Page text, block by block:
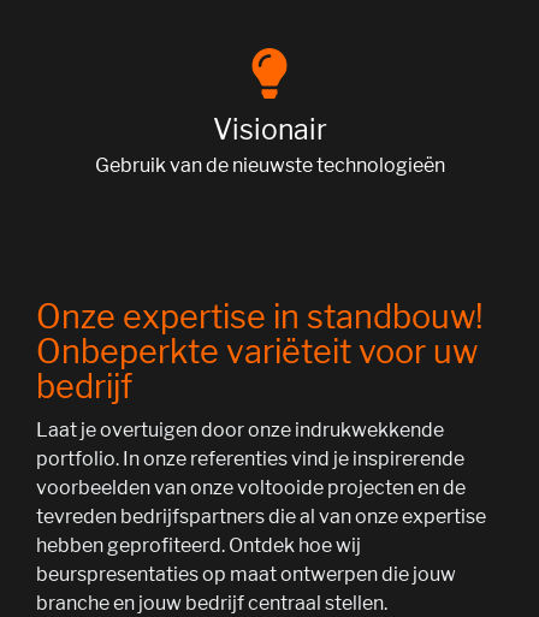
Visionair
Gebruik van de nieuwste technologieën
Onze expertise in standbouw!
Onbeperkte variëteit voor uw
bedrijf
Laat je overtuigen door onze indrukwekkende
portfolio. In onze referenties vind je inspirerende
voorbeelden van onze voltooide projecten en de
tevreden bedrijfspartners die al van onze expertise
hebben geprofiteerd. Ontdek hoe wij
beurspresentaties op maat ontwerpen die jouw
branche en jouw bedrijf centraal stellen.